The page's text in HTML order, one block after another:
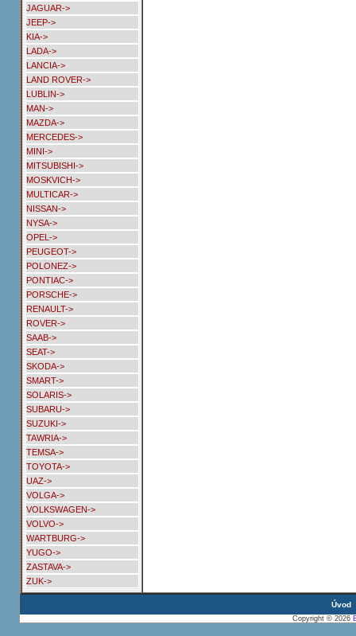
JAGUAR->
JEEP->
KIA->
LADA->
LANCIA->
LAND ROVER->
LUBLIN->
MAN->
MAZDA->
MERCEDES->
MINI->
MITSUBISHI->
MOSKVICH->
MULTICAR->
NISSAN->
NYSA->
OPEL->
PEUGEOT->
POLONEZ->
PONTIAC->
PORSCHE->
RENAULT->
ROVER->
SAAB->
SEAT->
SKODA->
SMART->
SOLARIS->
SUBARU->
SUZUKI->
TAWRIA->
TEMSA->
TOYOTA->
UAZ->
VOLGA->
VOLKSWAGEN->
VOLVO->
WARTBURG->
YUGO->
ZASTAVA->
ZUK->
Úvod
Copyright © 2026